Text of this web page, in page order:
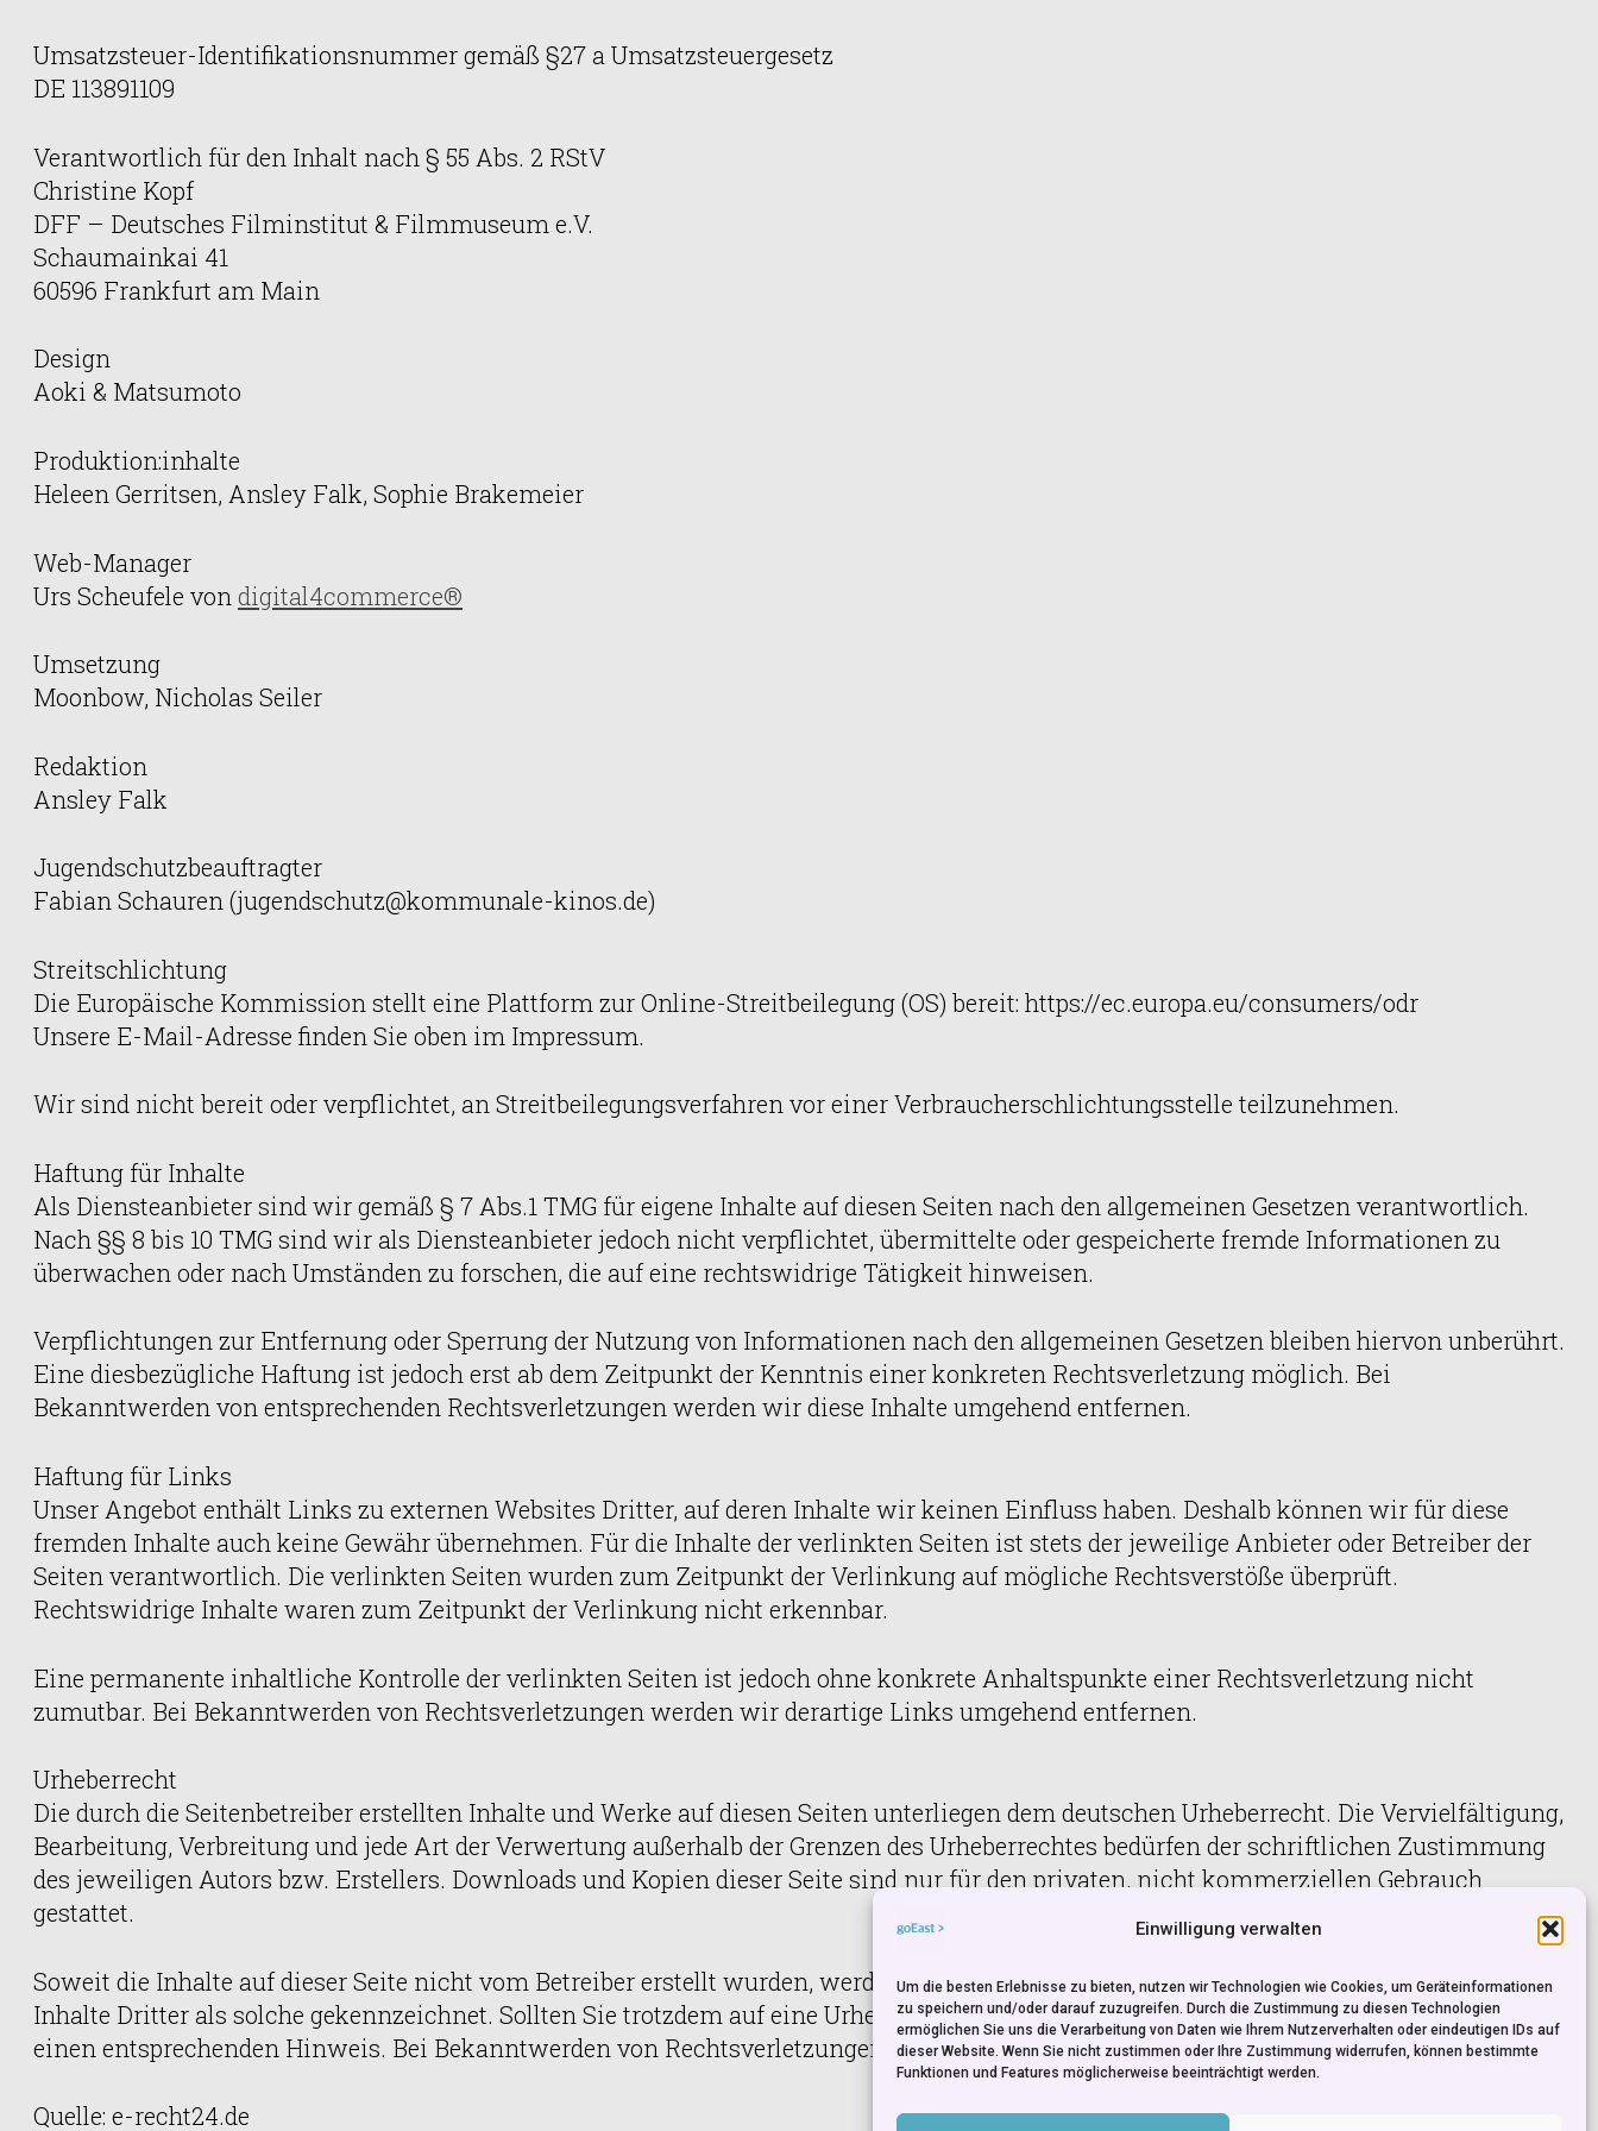
Einwilligung verwalten
Um die besten Erlebnisse zu bieten, nutzen wir Technologien wie Cookies, um Geräteinformationen
zu speichern und/oder darauf zuzugreifen. Durch die Zustimmung zu diesen Technologien
ermöglichen Sie uns die Verarbeitung von Daten wie Ihrem Nutzerverhalten oder eindeutigen IDs auf
dieser Website. Wenn Sie nicht zustimmen oder Ihre Zustimmung widerrufen, können bestimmte
Funktionen und Features möglicherweise beeinträchtigt werden.
Umsatzsteuer-Identifikationsnummer gemäß §27 a Umsatzsteuergesetz
DE 113891109
Verantwortlich für den Inhalt nach § 55 Abs. 2 RStV
Christine Kopf
DFF – Deutsches Filminstitut & Filmmuseum e.V.
Schaumainkai 41
60596 Frankfurt am Main
Design
Aoki & Matsumoto
Produktion:inhalte
Heleen Gerritsen, Ansley Falk, Sophie Brakemeier
Web-Manager
Urs Scheufele von digital4commerce®
Umsetzung
Moonbow, Nicholas Seiler
Redaktion
Ansley Falk
Jugendschutzbeauftragter
Fabian Schauren (jugendschutz@kommunale-kinos.de)
Streitschlichtung
Die Europäische Kommission stellt eine Plattform zur Online-Streitbeilegung (OS) bereit: https://ec.europa.eu/consumers/odr
Unsere E-Mail-Adresse finden Sie oben im Impressum.
Wir sind nicht bereit oder verpflichtet, an Streitbeilegungsverfahren vor einer Verbraucherschlichtungsstelle teilzunehmen.
Haftung für Inhalte
Als Diensteanbieter sind wir gemäß § 7 Abs.1 TMG für eigene Inhalte auf diesen Seiten nach den allgemeinen Gesetzen verantwortlich.
Nach §§ 8 bis 10 TMG sind wir als Diensteanbieter jedoch nicht verpflichtet, übermittelte oder gespeicherte fremde Informationen zu
überwachen oder nach Umständen zu forschen, die auf eine rechtswidrige Tätigkeit hinweisen.
Verpflichtungen zur Entfernung oder Sperrung der Nutzung von Informationen nach den allgemeinen Gesetzen bleiben hiervon unberührt.
Eine diesbezügliche Haftung ist jedoch erst ab dem Zeitpunkt der Kenntnis einer konkreten Rechtsverletzung möglich. Bei
Bekanntwerden von entsprechenden Rechtsverletzungen werden wir diese Inhalte umgehend entfernen.
Haftung für Links
Unser Angebot enthält Links zu externen Websites Dritter, auf deren Inhalte wir keinen Einfluss haben. Deshalb können wir für diese
fremden Inhalte auch keine Gewähr übernehmen. Für die Inhalte der verlinkten Seiten ist stets der jeweilige Anbieter oder Betreiber der
Seiten verantwortlich. Die verlinkten Seiten wurden zum Zeitpunkt der Verlinkung auf mögliche Rechtsverstöße überprüft.
Rechtswidrige Inhalte waren zum Zeitpunkt der Verlinkung nicht erkennbar.
Eine permanente inhaltliche Kontrolle der verlinkten Seiten ist jedoch ohne konkrete Anhaltspunkte einer Rechtsverletzung nicht
zumutbar. Bei Bekanntwerden von Rechtsverletzungen werden wir derartige Links umgehend entfernen.
Urheberrecht
Die durch die Seitenbetreiber erstellten Inhalte und Werke auf diesen Seiten unterliegen dem deutschen Urheberrecht. Die Vervielfältigung,
Bearbeitung, Verbreitung und jede Art der Verwertung außerhalb der Grenzen des Urheberrechtes bedürfen der schriftlichen Zustimmung
des jeweiligen Autors bzw. Erstellers. Downloads und Kopien dieser Seite sind nur für den privaten, nicht kommerziellen Gebrauch
gestattet.
Soweit die Inhalte auf dieser Seite nicht vom Betreiber erstellt wurden, werden die Urheberrechte Dritter beachtet. Insbesondere werden
Inhalte Dritter als solche gekennzeichnet. Sollten Sie trotzdem auf eine Urheberrechtsverletzung aufmerksam werden, bitten wir um
einen entsprechenden Hinweis. Bei Bekanntwerden von Rechtsverletzungen werden wir derartige Inhalte umgehend entfernen.
Quelle: e-recht24.de